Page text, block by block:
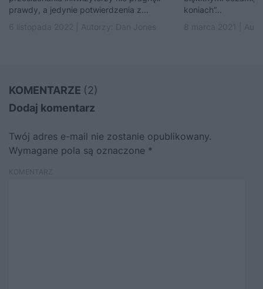
prawdy, a jedynie potwierdzenia z...
koniach”...
KOMENTARZE (2)
Dodaj komentarz
Twój adres e-mail nie zostanie opublikowany.
Wymagane pola są oznaczone *